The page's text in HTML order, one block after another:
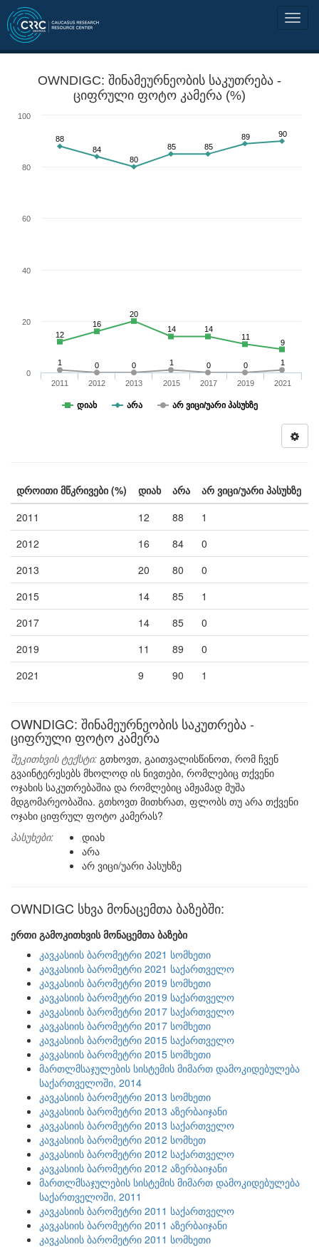
OWNDIGC: შინამეურნეობის საკუთრება -
ციფრული ფოტო კამერა (%)
1 0 0 1 0 0 1
88
84
80
85 85
89 90
12
16
20
14
14
11
9
დიახ არა არ ვიცი/უარი პასუხზე
2011 2012 2013 2015 2017 2019 2021
0
20
40
60
80
100
დროითი მწკრივები (%) დიახ არა
არ ვიცი/უარი პასუხზე
2011
12 88
1
2012
16 84
0
2013
20 80
0
2015
14 85
1
2017
14 85
0
2019
11 89
0
2021
9 90 1
OWNDIGC: შინამეურნეობის საკუთრება -
ციფრული ფოტო კამერა
შეკითხვის ტექსტი: გთხოვთ, გაითვალისწინოთ, რომ ჩვენ
გვაინტერესებს მხოლოდ ის ნივთები, რომლებიც თქვენი
ოჯახის საკუთრებაშია და რომლებიც ამჟამად მუშა
მდგომარეობაშია. გთხოვთ მითხრათ, ფლობს თუ არა თქვენი
ოჯახი ციფრულ ფოტო კამერას?
პასუხები:
დიახ
არა
არ ვიცი/უარი პასუხზე
OWNDIGC სხვა მონაცემთა ბაზებში:
ერთი გამოკითხვის მონაცემთა ბაზები
კავკასიის ბარომეტრი 2021 სომხეთი
კავკასიის ბარომეტრი 2021 საქართველო
კავკასიის ბარომეტრი 2019 სომხეთი
კავკასიის ბარომეტრი 2019 საქართველო
კავკასიის ბარომეტრი 2017 საქართველო
კავკასიის ბარომეტრი 2017 სომხეთი
კავკასიის ბარომეტრი 2015 საქართველო
კავკასიის ბარომეტრი 2015 სომხეთი
მართლმსაჯულების სისტემის მიმართ დამოკიდებულება
საქართველოში, 2014
კავკასიის ბარომეტრი 2013 სომხეთი
კავკასიის ბარომეტრი 2013 აზერბაიჯანი
კავკასიის ბარომეტრი 2013 საქართველო
კავკასიის ბარომეტრი 2012 სომხეთ
კავკასიის ბარომეტრი 2012 საქართველო
კავკასიის ბარომეტრი 2012 აზერბაიჯანი
მართლმსაჯულების სისტემის მიმართ დამოკიდებულება
საქართველოში, 2011
კავკასიის ბარომეტრი 2011 საქართველო
კავკასიის ბარომეტრი 2011 აზერბაიჯანი
კავკასიის ბარომეტრი 2011 სომხეთი